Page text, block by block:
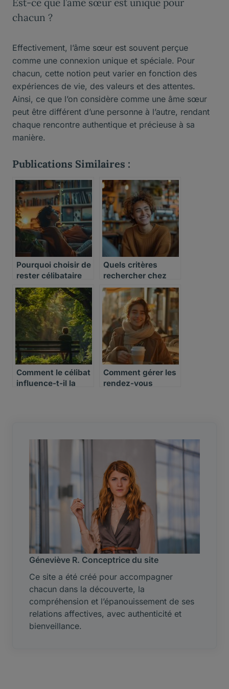
Est-ce que l’âme sœur est unique pour
chacun ?
Effectivement, l’âme sœur est souvent perçue
comme une connexion unique et spéciale. Pour
chacun, cette notion peut varier en fonction des
expériences de vie, des valeurs et des attentes.
Ainsi, ce que l’on considère comme une âme sœur
peut être différent d’une personne à l’autre, rendant
chaque rencontre authentique et précieuse à sa
manière.
Publications Similaires :
Pourquoi choisir de
rester célibataire
Quels critères
rechercher chez
un(e) partenaire
potentiel(le)
Comment le célibat
influence-t-il la
Comment gérer les
rendez-vous
Géneviève R. Conceptrice du site
Ce site a été créé pour accompagner
chacun dans la découverte, la
compréhension et l’épanouissement de ses
relations affectives, avec authenticité et
bienveillance.